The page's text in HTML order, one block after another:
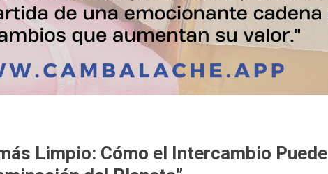
Limpio: Cómo el Intercambio Puede